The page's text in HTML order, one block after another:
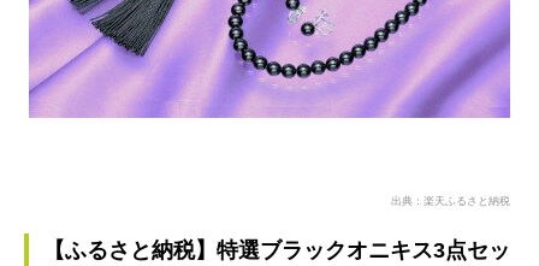
出典：楽天ふるさと納税
【ふるさと納税】特選ブラックオニキス3点セッ